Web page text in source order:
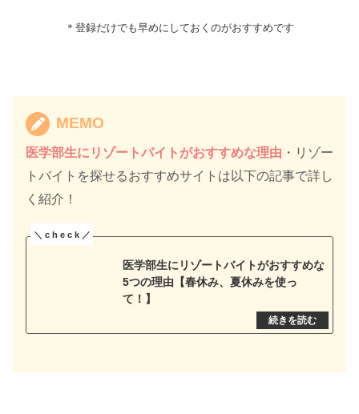
＊登録だけでも早めにしておくのがおすすめです
MEMO
医学部生にリゾートバイトがおすすめな理由 ・リゾー
トバイトを探せるおすすめサイトは以下の記事で詳し
く紹介！
医学部生にリゾートバイトがおすすめな
5つの理由【春休み、夏休みを使っ
て！】